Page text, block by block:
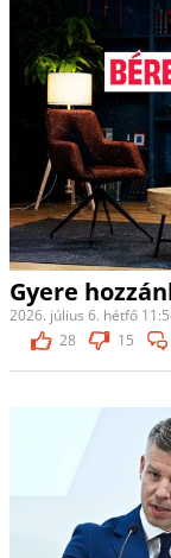
Gyere
2026. július 6. hétfő
28
15